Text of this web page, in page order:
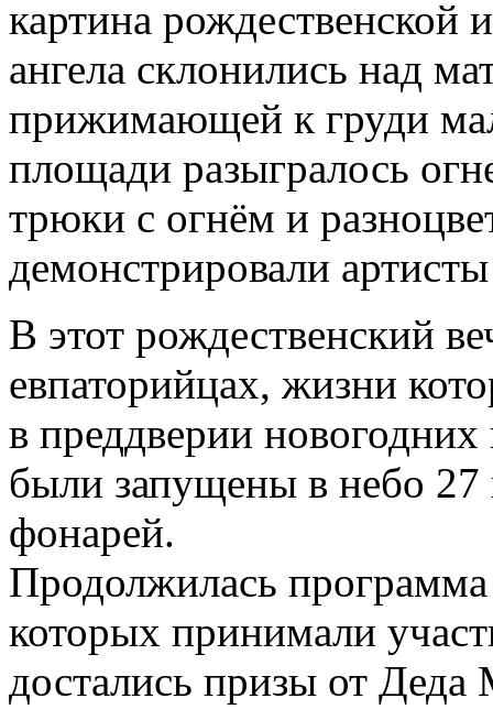
картина рождественской
ангела склонились над
прижимающей к груди
площади разыгралось
трюки с огнём и
демонстрировали
В этот рождественский
евпаторийцах, жизни
в преддверии
были запущены в небо
фонарей.
Продолжилась
которых принимали
достались призы от Деда